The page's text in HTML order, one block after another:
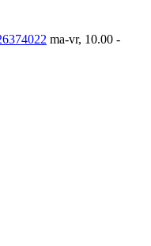
ma-vr, 10.00 -